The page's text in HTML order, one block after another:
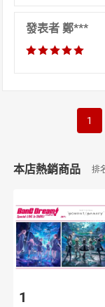
發表者 鄭***
1
本店熱銷商品 排
1